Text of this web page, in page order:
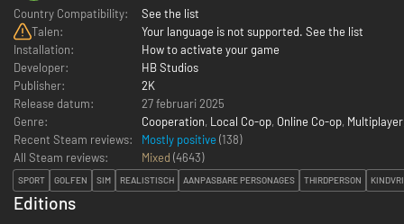
Country Compatibility:
See the list
Talen:
Your language is not supported. See the list
Installation:
How to activate your game
Developer:
HB Studios
Publisher:
2K
Release datum:
27 februari 2025
Genre:
Cooperation, Local Co-op, Online Co-op, Multiplayer
Recent Steam reviews:
Mostly positive (138)
All Steam reviews:
Mixed (4643)
SPORT GOLFEN SIM REALISTISCH AANPASBARE PERSONAGES THIRDPERSON
Editions